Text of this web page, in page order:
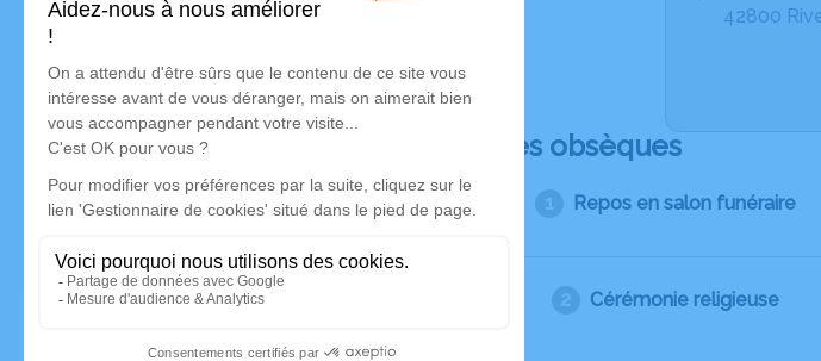
42800
Déroulé des obsèques
Repos en salon funéraire
Cérémonie religieuse